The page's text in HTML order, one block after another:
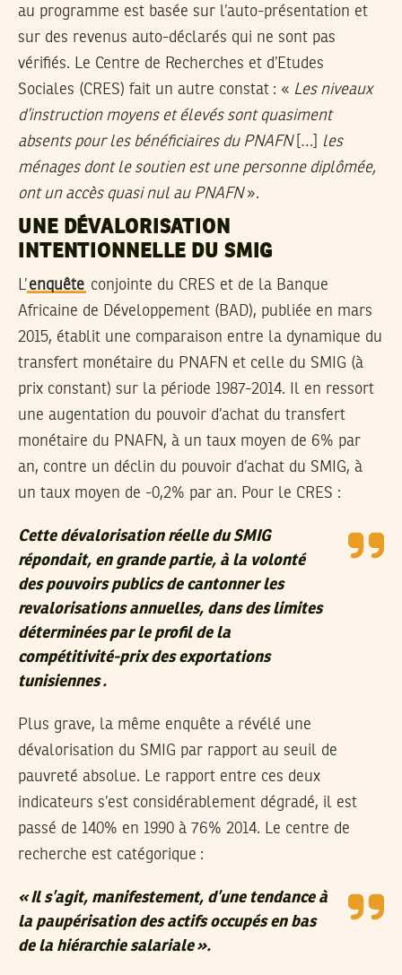
au programme est basée sur l’auto-présentation et
sur des revenus auto-déclarés qui ne sont pas
vérifiés. Le Centre de Recherches et d’Etudes
Sociales (CRES) fait un autre constat : « Les niveaux
d’instruction moyens et élevés sont quasiment
absents pour les bénéficiaires du PNAFN […]
les
ménages dont le soutien est une personne diplômée,
ont un accès quasi nul au PNAFN».
UNE DÉVALORISATION
INTENTIONNELLE DU SMIG
L’enquête conjointe du CRES et de la Banque
Africaine de Développement (BAD), publiée en mars
2015, établit une comparaison entre la dynamique du
transfert monétaire du PNAFN et celle du SMIG (à
prix constant) sur la période 1987-2014. Il en ressort
une augentation du pouvoir d’achat du transfert
monétaire du PNAFN, à un taux moyen de 6% par
an, contre un déclin du pouvoir d’achat du SMIG, à
un taux moyen de -0,2% par an. Pour le CRES :
Cette dévalorisation réelle du SMIG
répondait, en grande partie, à la volonté
des pouvoirs publics de cantonner les
revalorisations annuelles, dans des limites
déterminées par le profil de la
compétitivité-prix des exportations
tunisiennes.
Plus grave, la même enquête a révélé une
dévalorisation du SMIG par rapport au seuil de
pauvreté absolue. Le rapport entre ces deux
indicateurs s’est considérablement dégradé, il est
passé de 140% en 1990 à 76% 2014. Le centre de
recherche est catégorique :
«Il s’agit, manifestement, d’une tendance à
la paupérisation des actifs occupés en bas
de la hiérarchie salariale».